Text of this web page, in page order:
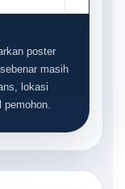
poster
masih
lokasi
pemohon.